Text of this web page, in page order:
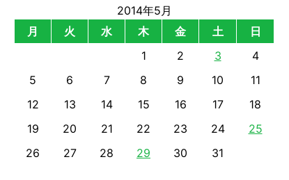
2014年5月
月
火 水 木 金 土
日
1
2 3
4
5
6 7 8 9 10
11
12
13 14 15 16 17
18
19
20 21 22 23 24
25
26
27 28 29 30 31